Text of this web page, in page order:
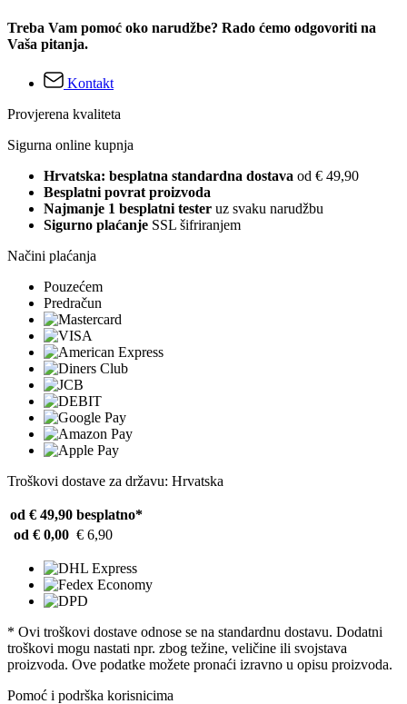
Treba Vam pomoć oko narudžbe? Rado ćemo odgovoriti na
Vaša pitanja.
Kontakt
Provjerena kvaliteta
Sigurna online kupnja
Hrvatska: besplatna standardna dostava od € 49,90
Besplatni povrat proizvoda
Najmanje 1 besplatni tester uz svaku narudžbu
Sigurno plaćanje SSL šifriranjem
Načini plaćanja
Pouzećem
Predračun
Troškovi dostave za državu: Hrvatska
od € 49,90 besplatno*
od € 0,00 € 6,90
* Ovi troškovi dostave odnose se na standardnu ​​dostavu. Dodatni
troškovi mogu nastati npr. zbog težine, veličine ili svojstava
proizvoda. Ove podatke možete pronaći izravno u opisu proizvoda.
Pomoć i podrška korisnicima